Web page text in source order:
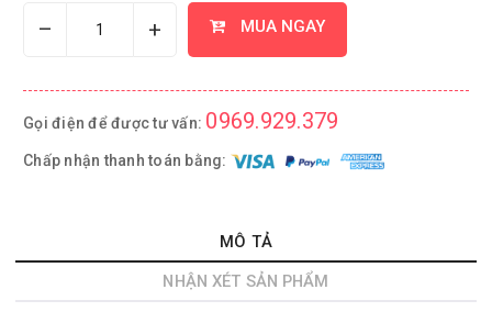
– + MUA NGAY
Gọi điện để được tư vấn: 0969.929.379
Chấp nhận thanh toán bằng:
MÔ TẢ
NHẬN XÉT SẢN PHẨM